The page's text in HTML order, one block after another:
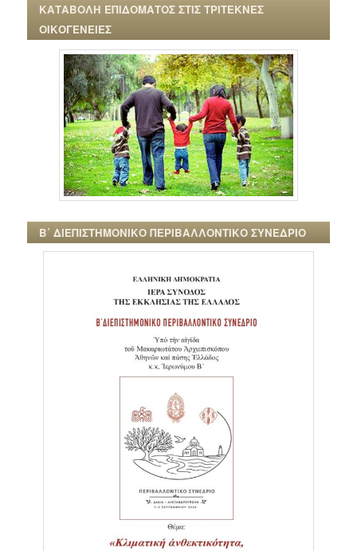
ΚΑΤΑΒΟΛΗ ΕΠΙΔΟΜΑΤΟΣ ΣΤΙΣ ΤΡΙΤΕΚΝΕΣ
ΟΙΚΟΓΕΝΕΙΕΣ
Β΄ ΔΙΕΠΙΣΤΗΜΟΝΙΚΟ ΠΕΡΙΒΑΛΛΟΝΤΙΚΟ ΣΥΝΕΔΡΙΟ